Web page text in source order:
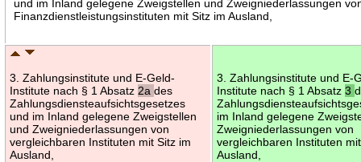
und im Inland gelegene Zweigstellen und Zweigniederlassungen
Finanzdienstleistungsinstituten mit Sitz im Ausland,
3. Zahlungsinstitute und E-Geld-
Institute nach § 1 Absatz 2ades
Zahlungsdiensteaufsichtsgesetzes
und im Inland gelegene Zweigstellen
und Zweigniederlassungen von
vergleichbaren Instituten mit Sitz im
Ausland,
3. Zahlungsinstitute und E-
Institute nach § 1 Absatz3
im Inland gelegene
Zweigniederlassungen von
vergleichbaren Instituten
Ausland,